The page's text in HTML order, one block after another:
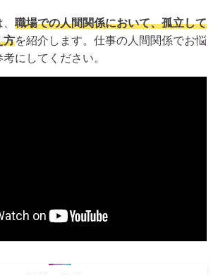
職場での人間関係において、孤立して
方を紹介します。仕事の人間関係でお悩
にしてください。